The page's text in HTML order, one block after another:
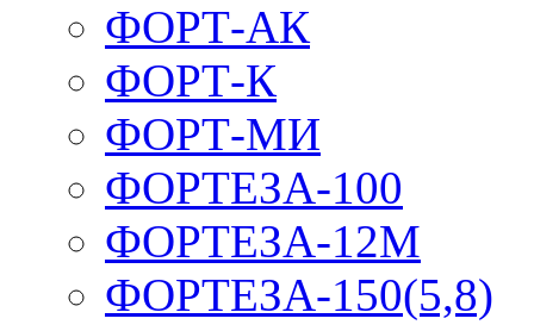
ФОРТ-АК
ФОРТ-К
ФОРТ-МИ
ФОРТЕЗА-100
ФОРТЕЗА-12М
ФОРТЕЗА-150(5,8)